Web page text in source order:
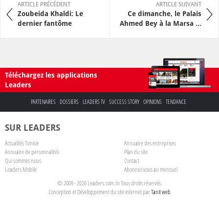
ARTICLE PRÉCÉDENT
Zoubeida Khaldi: Le
dernier fantôme
ARTICLE SUIVANT
Ce dimanche, le Palais
Ahmed Bey à la Marsa ...
Téléchargez les applications
Leaders
PARTENAIRES DOSSIERS LEADERS TV SUCCESS STORY OPINIONS TENDANCE
SUR LEADERS
Actualités Tunisie
Annuaire des entreprises
Annuaire de personnalités
Plan du site
Qui sommes nous
Contact
Leaders Mobile
Abonnez-vous au mensuel
© 2009 - 2026 Leaders.com.tn Tous droits réservés.
Conception et Développement du site internet parTanit web